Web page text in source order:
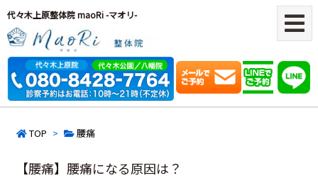
代々木上原整体院 maoRi -マオリ-
TOP > 腰痛
【腰痛】腰痛になる原因は？